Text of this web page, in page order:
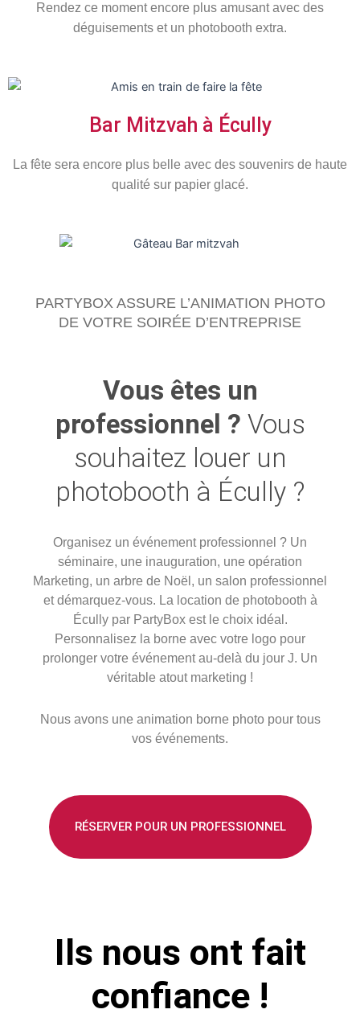
Rendez ce moment encore plus amusant avec des
déguisements et un photobooth extra.
Bar Mitzvah à Écully
La fête sera encore plus belle avec des souvenirs de haute
qualité sur papier glacé.
PARTYBOX ASSURE L’ANIMATION PHOTO
DE VOTRE SOIRÉE D’ENTREPRISE
Vous êtes un
professionnel ? Vous
souhaitez louer un
photobooth à Écully ?
Organisez un événement professionnel ? Un
séminaire, une inauguration, une opération
Marketing, un arbre de Noël, un salon professionnel
et démarquez-vous. La location de photobooth à
Écullypar PartyBox est le choix idéal.
Personnalisez la borne avec votre logo pour
prolonger votre événement au-delà du jour J. Un
véritable atout marketing !
Nous avons une animation borne photo pour tous
vos événements.
RÉSERVER POUR UN PROFESSIONNEL
Ils nous ont fait
confiance !